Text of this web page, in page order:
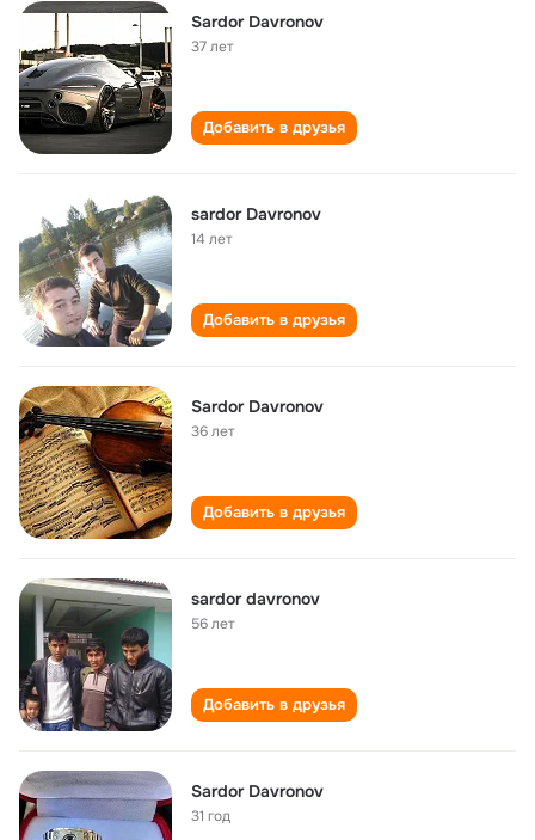
Sardor Davronov
37 лет
Добавить в друзья
sardor Davronov
14 лет
Добавить в друзья
Sardor Davronov
36 лет
Добавить в друзья
sardor davronov
56 лет
Добавить в друзья
Sardor Davronov
31 год